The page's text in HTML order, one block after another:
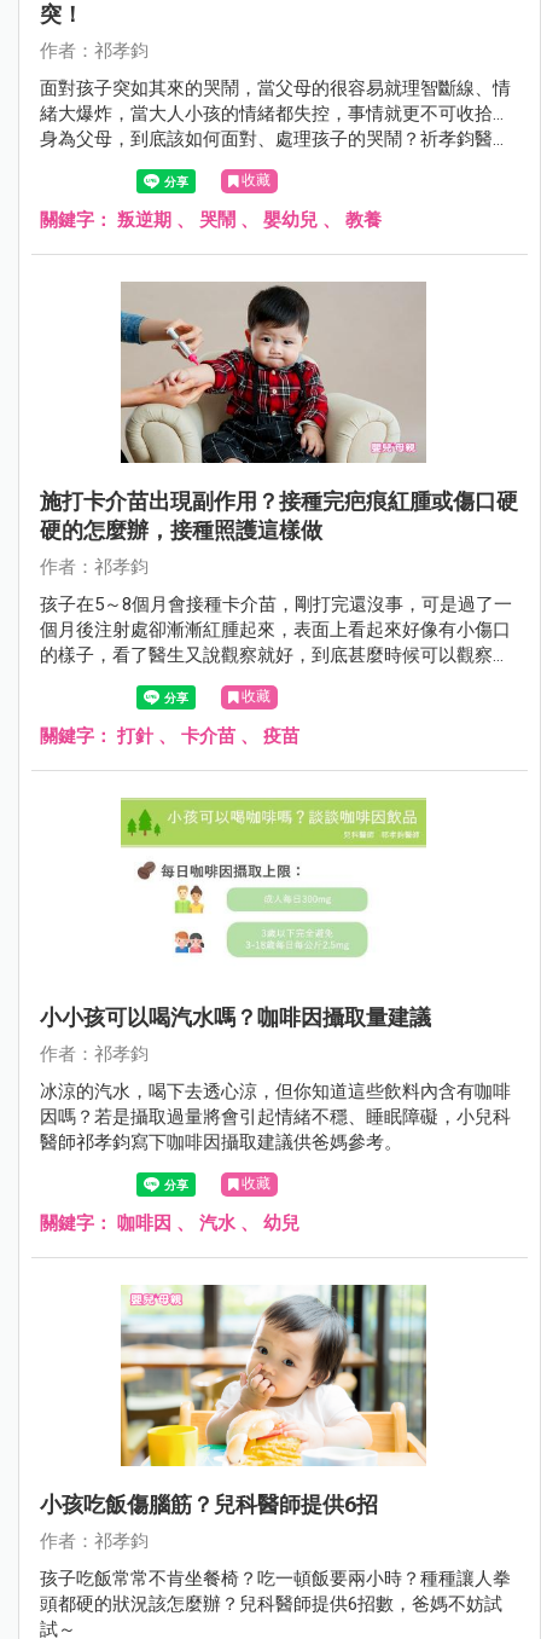
突！
作者：祁孝鈞
面對孩子突如其來的哭鬧，當父母的很容易就理智斷線、情
緒大爆炸，當大人小孩的情緒都失控，事情就更不可收拾...
身為父母，到底該如何面對、處理孩子的哭鬧？祈孝鈞醫師
整理了7步驟，爸媽們可以試試看。
收藏
關鍵字： 叛逆期 、 哭鬧 、 嬰幼兒 、 教養
施打卡介苗出現副作用？接種完疤痕紅腫或傷口硬
硬的怎麼辦，接種照護這樣做
作者：祁孝鈞
孩子在5～8個月會接種卡介苗，剛打完還沒事，可是過了一
個月後注射處卻漸漸紅腫起來，表面上看起來好像有小傷口
的樣子，看了醫生又說觀察就好，到底甚麼時候可以觀察？
甚麼時候需要治療？觀察期間要注意甚麼？我們一起來看看
收藏
關鍵字： 打針 、 卡介苗 、 疫苗
小小孩可以喝汽水嗎？咖啡因攝取量建議
作者：祁孝鈞
冰涼的汽水，喝下去透心涼，但你知道這些飲料內含有咖啡
因嗎？若是攝取過量將會引起情緒不穩、睡眠障礙，小兒科
醫師祁孝鈞寫下咖啡因攝取建議供爸媽參考。
收藏
關鍵字： 咖啡因 、 汽水 、 幼兒
小孩吃飯傷腦筋？兒科醫師提供6招
作者：祁孝鈞
孩子吃飯常常不肯坐餐椅？吃一頓飯要兩小時？種種讓人拳
頭都硬的狀況該怎麼辦？兒科醫師提供6招數，爸媽不妨試
試～